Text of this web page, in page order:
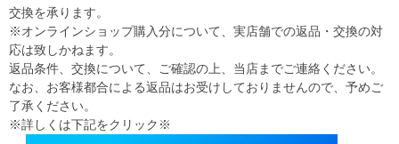
交換を承ります。
※オンラインショップ購入分について、実店舗での返品・交換の対
応は致しかねます。
返品条件、交換について、ご確認の上、当店までご連絡ください。
なお、お客様都合による返品はお受けしておりませんので、予めご
了承ください。
※詳しくは下記をクリック※